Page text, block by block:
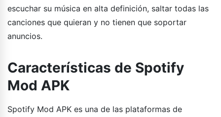
escuchar su música en alta definición, saltar todas las
canciones que quieran y no tienen que soportar
anuncios.
Características de Spotify
Mod APK
Spotify Mod APK es una de las plataformas de